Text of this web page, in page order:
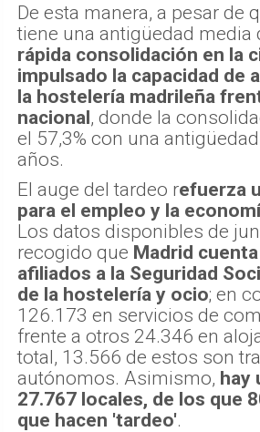
De esta manera, a pesar de
tiene una antigüedad media
rápida consolidación en la
impulsado la capacidad de
la hostelería madrileña
nacional, donde la
el 57,3% con una
años.
El auge del tardeo refuerza
para el empleo y la
Los datos disponibles de
recogido que Madrid
afiliados a la Seguridad
de la hostelería y ocio; en
126.173 en servicios de
frente a otros 24.346 en
total, 13.566 de estos son
autónomos. Asimismo, hay
27.767 locales, de los que
que hacen 'tardeo'.